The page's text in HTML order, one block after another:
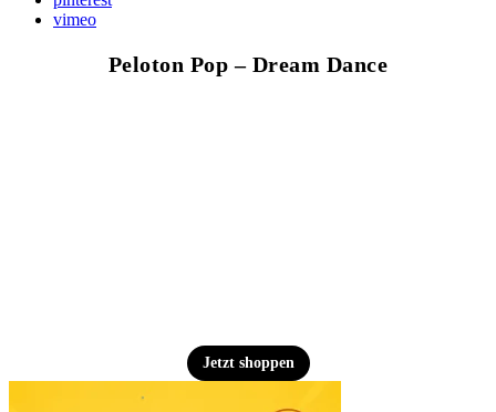
vimeo
Peloton Pop – Dream Dance
Jetzt shoppen